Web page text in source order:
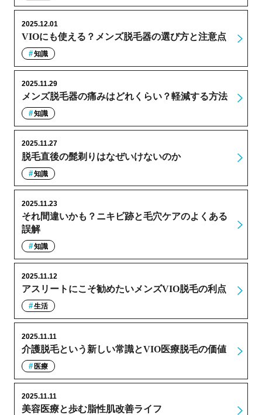
VIOにも使える？メンズ脱毛器の選び方と注意点
2025.12.01
知識
メンズ脱毛器の痛みはどれくらい？軽減する方法
2025.11.29
知識
脱毛直後の髭剃りはなぜいけないのか
2025.11.27
知識
それ間違いかも？ニキビ跡と毛穴ケアのよくある
誤解
2025.11.23
知識
アスリートにこそ勧めたいメンズVIO脱毛の利点
2025.11.12
生活
介護脱毛という新しい常識とVIO医療脱毛の価値
2025.11.11
医療
美容医療と歩む脂性肌改善ライフ
2025.11.11